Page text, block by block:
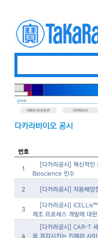
번호
1
[다카라공시] 혁신적인
Bioscience 인수
2 [다카라공시] 자동배양
3
[다카라공시] iCELLis™
제조 프로세스 개발에 대
4
[다카라공시] CAR-T 세
을 경감시키는 키메라 사